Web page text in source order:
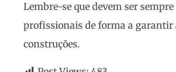
Lembre-se que devem ser
profissionais de forma a garantir
construções.